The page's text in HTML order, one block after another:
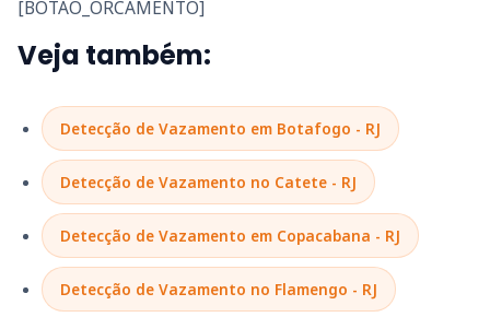
[BOTAO_ORCAMENTO]
Veja também:
Detecção de Vazamento em Botafogo - RJ
Detecção de Vazamento no Catete - RJ
Detecção de Vazamento em Copacabana - RJ
Detecção de Vazamento no Flamengo - RJ